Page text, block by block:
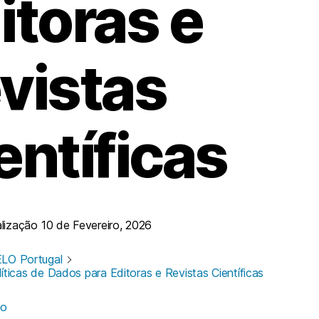
e
10 de Fevereiro, 2026
Portugal
de Dados para Editoras e Revistas Científicas